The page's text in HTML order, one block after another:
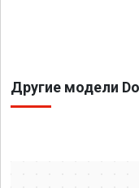
Другие модели